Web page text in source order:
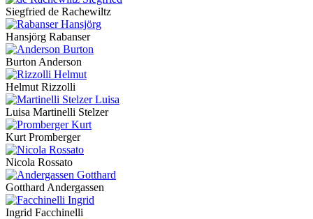
Siegfried de Rachewiltz
Hansjörg Rabanser
Burton Anderson
Helmut Rizzolli
Luisa Martinelli Stelzer
Kurt Promberger
Nicola Rossato
Gotthard Andergassen
Ingrid Facchinelli